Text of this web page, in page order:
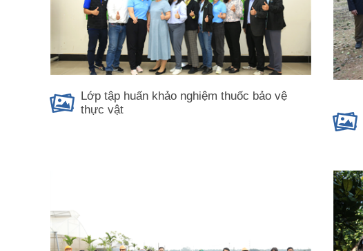
Lớp tập huấn khảo nghiệm thuốc bảo vệ
thực vật